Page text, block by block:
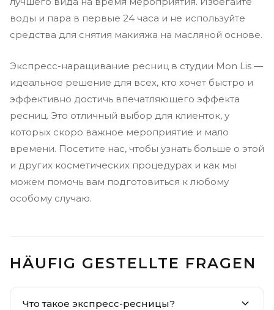
воды и пара в первые 24 часа и не используйте
средства для снятия макияжа на масляной основе.
Экспресс-наращивание ресниц в студии Mon Lis —
идеальное решение для всех, кто хочет быстро и
эффективно достичь впечатляющего эффекта
ресниц. Это отличный выбор для клиенток, у
которых скоро важное мероприятие и мало
времени. Посетите нас, чтобы узнать больше о этой
и других косметических процедурах и как мы
можем помочь вам подготовиться к любому
особому случаю.
HÄUFIG GESTELLTE FRAGEN
Что такое экспресс-ресницы?